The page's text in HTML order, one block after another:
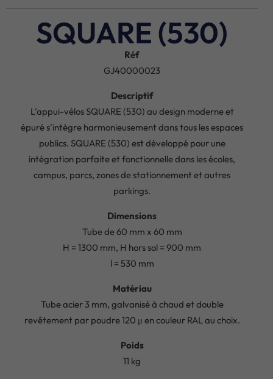
SQUARE (530)
Réf
GJ40000023
Descriptif
L’appui-vélos SQUARE (530) au design moderne et
épuré s’intègre harmonieusement dans tous les espaces
publics. SQUARE (530) est développé pour une
intégration parfaite et fonctionnelle dans les écoles,
campus, parcs, zones de stationnement et autres
parkings.
Dimensions
Tube de 60 mm x 60 mm
H = 1300 mm, H hors sol = 900 mm
l = 530 mm
Matériau
Tube acier 3 mm, galvanisé à chaud et double
revêtement par poudre 120 μ en couleur RAL au choix.
Poids
11 kg